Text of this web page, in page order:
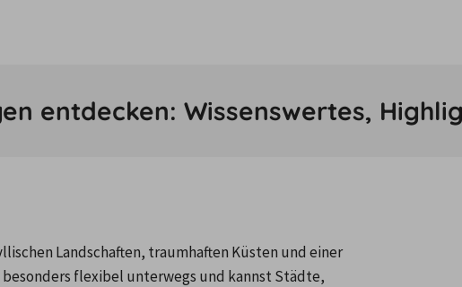
entdecken: Wissenswertes,
Landschaften, traumhaften Küsten und einer
flexibel unterwegs und kannst Städte,